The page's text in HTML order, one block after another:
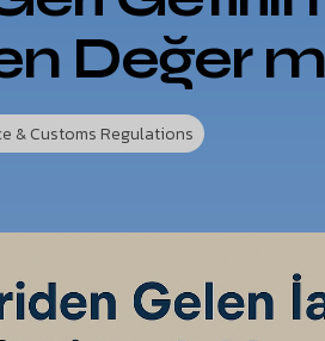
Değer
& Customs Regulations